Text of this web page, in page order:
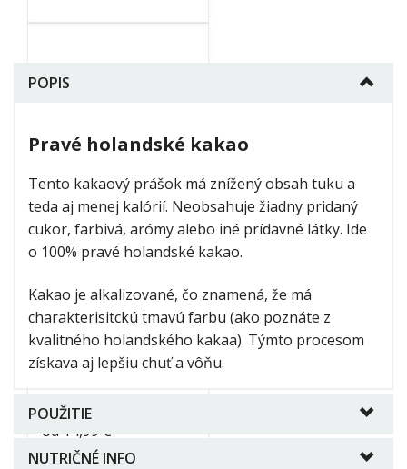
butter-
nutrition.jpg
Arašidové maslo
4.6166654.6
(60 )
od 5,99 €
pudding-
neo-
nutrition.jpg
Proteínový puding
od 14,99 €
POPIS
Pravé holandské kakao
Tento kakaový prášok má znížený obsah tuku a
teda aj menej kalórií. Neobsahuje žiadny pridaný
cukor, farbivá, arómy alebo iné prídavné látky. Ide
o 100% pravé holandské kakao.
Kakao je alkalizované, čo znamená, že má
charakterisitckú tmavú farbu (ako poznáte z
kvalitného holandského kakaa). Týmto procesom
získava aj lepšiu chuť a vôňu.
POUŽITIE
NUTRIČNÉ INFO